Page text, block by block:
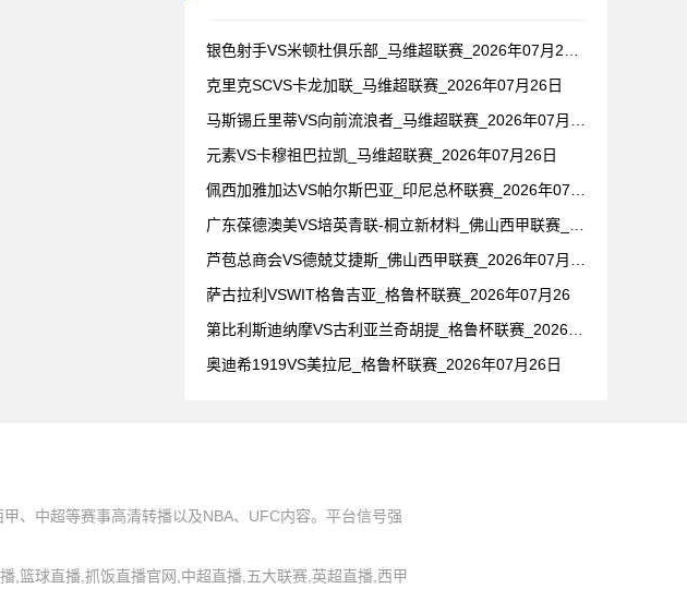
克里克SCVS卡龙加联_马维超联赛_2026年07月26日
元素VS卡穆祖巴拉凯_马维超联赛_2026年07月26日
萨古拉利VSWIT格鲁吉亚_格鲁杯联赛_2026年07月26
奥迪希1919VS美拉尼_格鲁杯联赛_2026年07月26日
、中超等赛事高清转播以及NBA、UFC内容。平台信号强
篮球直播,抓饭直播官网,中超直播,五大联赛,英超直播,西甲